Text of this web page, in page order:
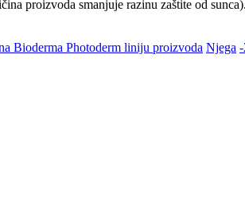
proizvoda smanjuje razinu zaštite od sunca).
Bioderma Photoderm liniju proizvoda Njega